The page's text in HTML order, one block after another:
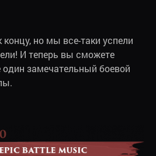
но мы все-таки успели
И теперь вы сможете
замечательный боевой